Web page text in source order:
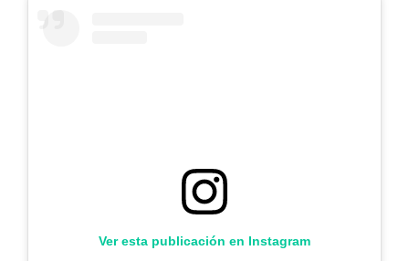
Ver esta publicación en Instagram